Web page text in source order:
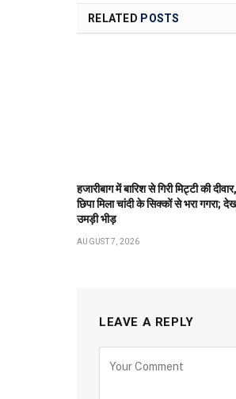
RELATED POSTS
हजारीबाग में बारिश से गिरी मिट्टी की
छिपा मिला चांदी के सिक्कों से भरा गगरा;
उमड़ी भीड़
AUGUST 7, 2026
LEAVE A REPLY